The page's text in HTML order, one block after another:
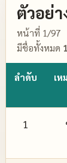
ตัวอย่
หน้าที่ 1/97
มีชื่อทั้งหมด
ลำดับ เห
1